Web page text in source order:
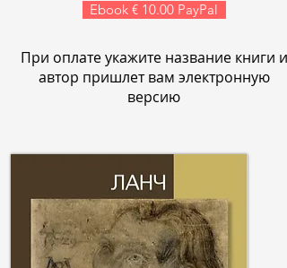
Ebook € 10.00 PayPal
При оплате укажите название книги и
автор пришлет вам электронную
версию